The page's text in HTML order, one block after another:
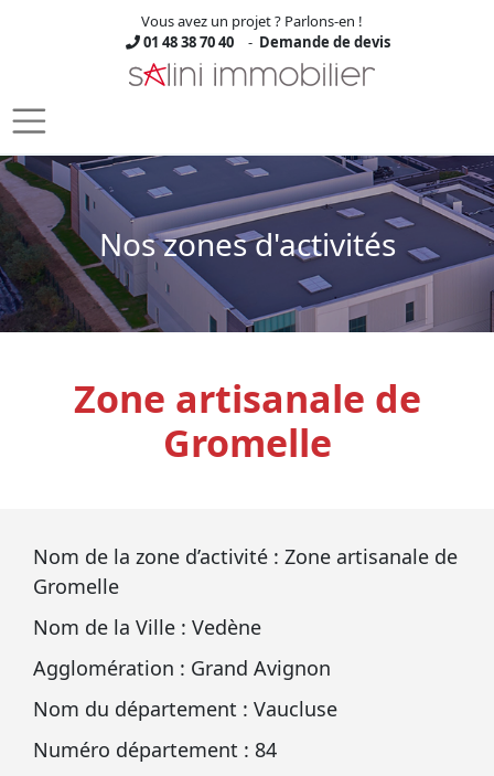
Skip to main content
Vous avez un projet ? Parlons-en !
01 48 38 70 40
- Demande de devis
Nos zones d'activités
Zone artisanale de
Gromelle
Nom de la zone d’activité : Zone artisanale de
Gromelle
Nom de la Ville : Vedène
Agglomération : Grand Avignon
Nom du département : Vaucluse
Numéro département : 84
Panneau de gestion des cookies